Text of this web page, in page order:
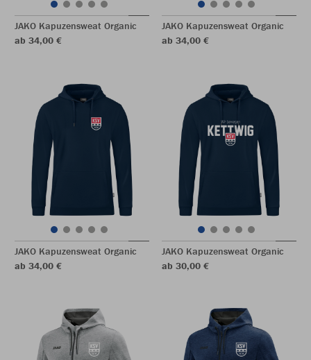
JAKO Kapuzensweat Organic
ab 34,00 €
JAKO Kapuzensweat Organic
ab 34,00 €
JAKO Kapuzensweat Organic
ab 34,00 €
JAKO Kapuzensweat Organic
ab 30,00 €